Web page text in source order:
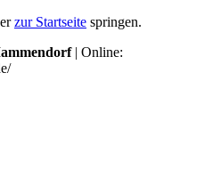
zur Startseite springen.
| Online: